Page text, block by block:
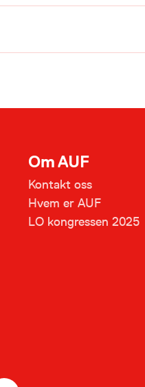
Om AUF
Kontakt oss
Hvem er AUF
LO kongressen 2025